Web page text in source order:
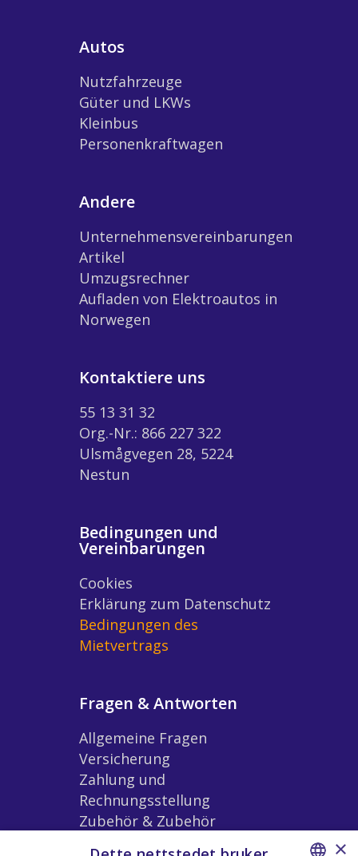
Autos
Nutzfahrzeuge
Güter und LKWs
Kleinbus
Personenkraftwagen
Andere
Unternehmensvereinbarungen
Artikel
Umzugsrechner
Aufladen von Elektroautos in
Norwegen
Kontaktiere uns
55 13 31 32
Org.-Nr.: 866 227 322
Ulsmågvegen 28, 5224
Nestun
Bedingungen und
Vereinbarungen
Cookies
Erklärung zum Datenschutz
Bedingungen des
Mietvertrags
Fragen & Antworten
Allgemeine Fragen
Versicherung
Zahlung und
Rechnungsstellung
Zubehör & Zubehör
×